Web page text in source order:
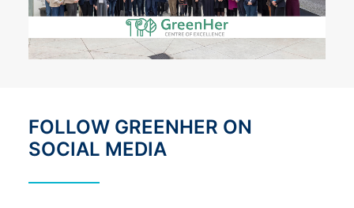
FOLLOW GREENHER ON
SOCIAL MEDIA